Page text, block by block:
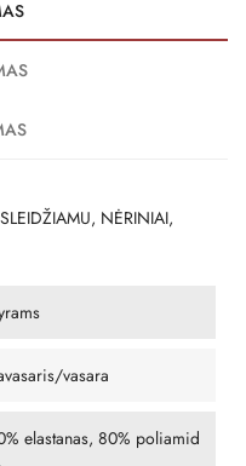
NĖRINIAI,
vasara
elastanas, 80% poliamid